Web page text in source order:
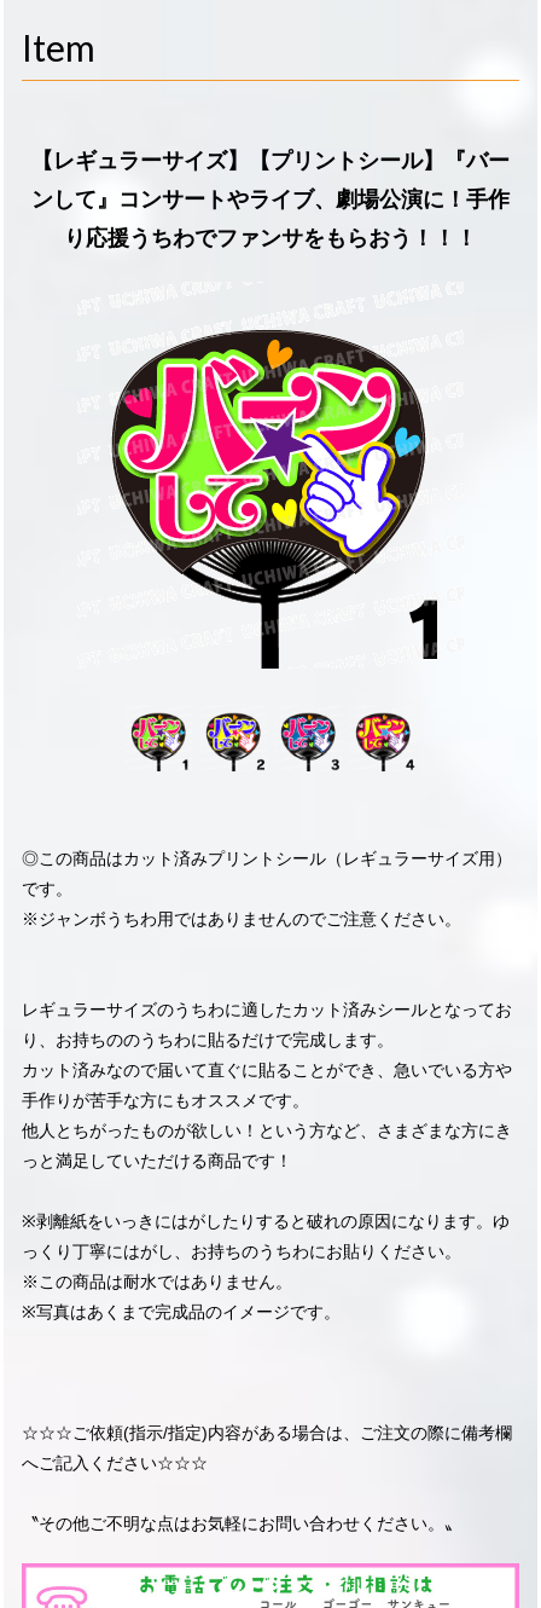
Item
【レギュラーサイズ】【プリントシール】『バー
ンして』コンサートやライブ、劇場公演に！手作
り応援うちわでファンサをもらおう！！！
◎この商品はカット済みプリントシール（レギュラーサイズ用）
です。
※ジャンボうちわ用ではありませんのでご注意ください。
レギュラーサイズのうちわに適したカット済みシールとなってお
り、お持ちののうちわに貼るだけで完成します。
カット済みなので届いて直ぐに貼ることができ、急いでいる方や
手作りが苦手な方にもオススメです。
他人とちがったものが欲しい！という方など、さまざまな方にき
っと満足していただける商品です！
※剥離紙をいっきにはがしたりすると破れの原因になります。ゆ
っくり丁寧にはがし、お持ちのうちわにお貼りください。
※この商品は耐水ではありません。
※写真はあくまで完成品のイメージです。
☆☆☆ご依頼(指示/指定)内容がある場合は、ご注文の際に備考欄
へご記入ください☆☆☆
〝その他ご不明な点はお気軽にお問い合わせください。〟